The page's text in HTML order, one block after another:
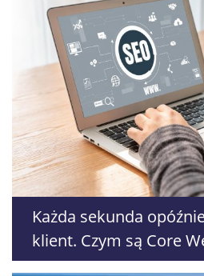
Każda sekunda
klient. Czym są Core
wpływają na sprzedaż?